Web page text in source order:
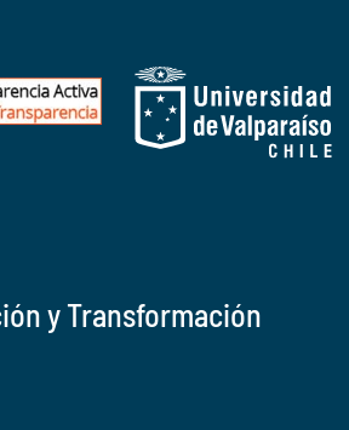
y Transformación